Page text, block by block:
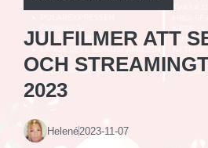
JULFILMER ATT
OCH
2023
Helené2023-11-07